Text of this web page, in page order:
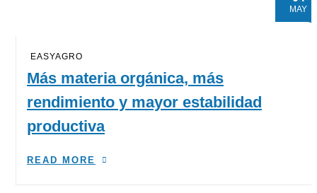
MAY
EASYAGRO
Más materia orgánica, más
rendimiento y mayor estabilidad
productiva
READ MORE